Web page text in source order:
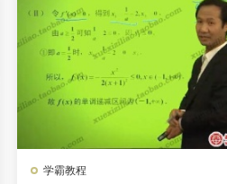
学霸教程